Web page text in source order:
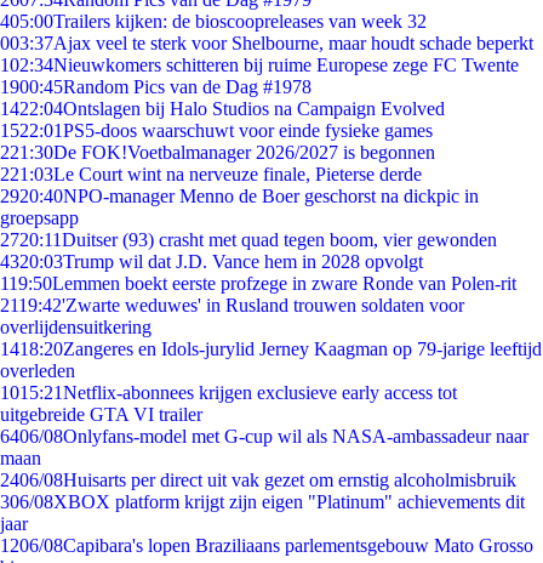
405:00Trailers kijken: de bioscoopreleases van week 32
003:37Ajax veel te sterk voor Shelbourne, maar houdt schade beperkt
102:34Nieuwkomers schitteren bij ruime Europese zege FC Twente
1900:45Random Pics van de Dag #1978
1422:04Ontslagen bij Halo Studios na Campaign Evolved
1522:01PS5-doos waarschuwt voor einde fysieke games
221:30De FOK!Voetbalmanager 2026/2027 is begonnen
221:03Le Court wint na nerveuze finale, Pieterse derde
2920:40NPO-manager Menno de Boer geschorst na dickpic in
groepsapp
2720:11Duitser (93) crasht met quad tegen boom, vier gewonden
4320:03Trump wil dat J.D. Vance hem in 2028 opvolgt
119:50Lemmen boekt eerste profzege in zware Ronde van Polen-rit
2119:42'Zwarte weduwes' in Rusland trouwen soldaten voor
overlijdensuitkering
1418:20Zangeres en Idols-jurylid Jerney Kaagman op 79-jarige leeftijd
overleden
1015:21Netflix-abonnees krijgen exclusieve early access tot
uitgebreide GTA VI trailer
6406/08Onlyfans-model met G-cup wil als NASA-ambassadeur naar
maan
2406/08Huisarts per direct uit vak gezet om ernstig alcoholmisbruik
306/08XBOX platform krijgt zijn eigen "Platinum" achievements dit
jaar
1206/08Capibara's lopen Braziliaans parlementsgebouw Mato Grosso